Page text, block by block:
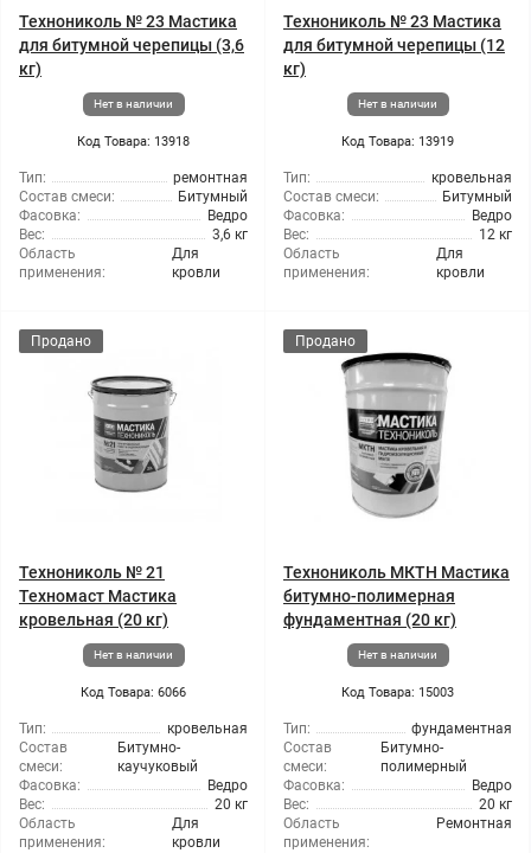
Технониколь № 23 Мастика
для битумной черепицы (3,6
кг)
Нет в наличии
Код Товара: 13918
Тип:
ремонтная
Состав смеси:
Битумный
Фасовка:
Ведро
Вес:
3,6 кг
Область
применения:
Для
кровли
Технониколь № 23 Мастика
для битумной черепицы (12
кг)
Нет в наличии
Код Товара: 13919
Тип:
кровельная
Состав смеси:
Битумный
Фасовка:
Ведро
Вес:
12 кг
Область
применения:
Для
кровли
Продано
Технониколь № 21
Техномаст Мастика
кровельная (20 кг)
Нет в наличии
Код Товара: 6066
Тип:
кровельная
Состав
смеси:
Битумно-
каучуковый
Фасовка:
Ведро
Вес:
20 кг
Область
применения:
Для
кровли
Продано
Технониколь МКТН Мастика
битумно-полимерная
фундаментная (20 кг)
Нет в наличии
Код Товара: 15003
Тип:
фундаментная
Состав
смеси:
Битумно-
полимерный
Фасовка:
Ведро
Вес:
20 кг
Область
применения:
Ремонтная